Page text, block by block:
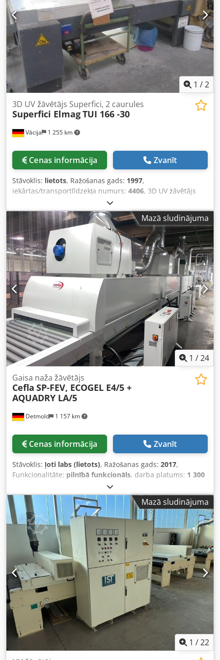
kW - Gaisa plūsmas ātrums: 2-5 m/s - Maksimālā
žāvēšanas temperatūra: 30°C - Siltummainis, apkures
ūdens PWW maks. 90/70°C - Konveijera lentes transports,
garums 13.800 mm - Barošanas ātrums: apm. 2-10 m/min;
nepieciešams frekvences pārveidotājs uzstādītāja pusē. -
Spriegums, frekvence: 400 V / 50 Hz - Motora jauda: 2,5 +
1,5 + 0,75 kW - Bez vadības skapja - Atrašanās vieta:
noliktavā Blombergā
1 /2
Vācija 1 255 km
3D UV žāvētājs Superfici, 2 caurules
Superfici ElmagTUI 166 -30
Cenas informācija Zvanīt
Stāvoklis: lietots, Ražošanas gads: 1997,
iekārtas/transportlīdzekļa numurs: 4406, 3D UV žāvētājs
Superfici, ieskaitot transportēšanu Attēlos redzama iekārta
nav renovētā stāvoklī. - Ražotājs: Superfici Dsdpozf N Edefx
Acdock - Modelis: TU166-30 + 2 UVM55 - Ražošanas gads:
1997 - Darba platums: 1300 mm - Lampu skaits no augšas:
2 gab. - Lampas izvietotas leņķī - Piemērots dzīvsudraba
lampām - Piemērots gallija lampām - Lampu jauda: 80
W/cm - Pakāpeniska jaudas pārslēgšana: 80/40 W/cm -
Padeves ātrums regulējams ar rokas ratu ~2–7,5 m/min -
Atrašanās vieta: noliktavā - Spriegums, Hz: 400 V / 50 Hz -
HS preces kods: 8419 3200
Mazā sludinājuma
1 /24
Detmold 1 157 km
Gaisa naža žāvētājs
Cefla SP-FEV, ECOGEL E4/5 +
AQUADRY LA/5
Cenas informācija Zvanīt
Stāvoklis: ļoti labs (lietots), Ražošanas gads: 2017,
Funkcionalitāte: pilnībā funkcionāls, darba platums: 1 300
7 500 mm
40 000 m³/h, kopējais garums:7 500 mm, Izmanto lakota
stikla, mēbeļu un koksnes tipa materiālu žāvēšanai.
Komplektācija: - 1. žāvēšanas tunelis CEFLA FEV E:
laminārās plūsmas gaisa žāvētājs (ECOGEL E4/5), tips: SP-
FEV E – 90 kW Dcjdow H Aw Sepfx Acdjk - 2. žāvēšanas
tunelis CEFLA FEV EU: gaisa nažu žāvētājs (AQUADRY LA/5),
tips: SP-FEV EU – 110 kW - 3. dzesēšanas tunelis CEFLA
gaisa nažu dzesēšanas zona (AQUADRY RLA/2), tips: SP-FEV
RU - Rullīšu konveijers CEFLA TR 3000 Siltumnesēja veids:
elektrība Uzstādītā elektriskā jauda abiem žāvētājiem: ap
210 kW 1. žāvēšanas tunelis CEFLA FEV E: laminārās
plūsmas žāvētājs (ECOGEL E4/5), tips: SP-FEV E – 90 kW In-
line karstā gaisa žāvētājs, piemērots ātrai iztvaikošanai un
sacietēšanai. Žāvētājs aprīkots ar pretējā virzienā plūstošu
lamināru karstā gaisa plūsmu un regulējamu gaisa
recirkulāciju. Kopējais garums: 7500 mm Darba platums:
Mazā sludinājuma
1 /22